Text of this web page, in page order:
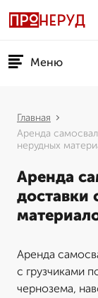
Меню
Главная
Аренда
нерудных
Аренда
доставки
Аренда
с грузчиками
чернозема,